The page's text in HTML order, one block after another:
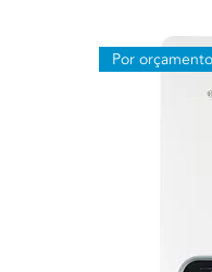
Por orçamento